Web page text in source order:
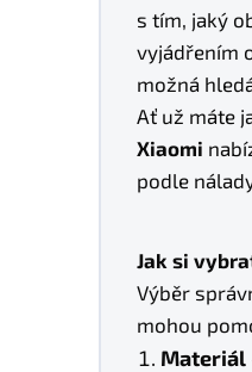
s tím, jaký
vyjádřením
možná
Ať už máte
Xiaomi
podle
Jak si
Výběr
mohou
Materiál